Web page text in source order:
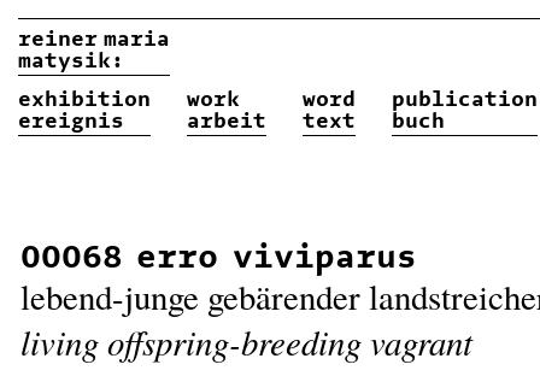
00068 erro viviparus
lebend-junge gebärender
living offspring-breeding vagrant
reinermaria
matysik:
exhibition
ereignis
work
arbeit
word
text
publication
buch